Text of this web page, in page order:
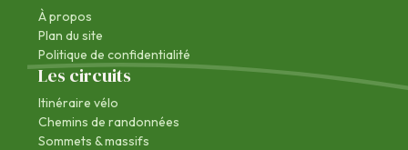
À propos
Plan du site
Politique de confidentialité
Les circuits
Itinéraire vélo
Chemins de randonnées
Sommets & massifs